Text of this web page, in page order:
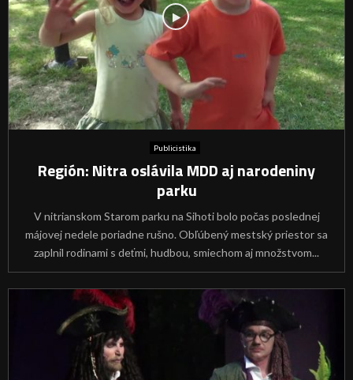
Publicistika
Región: Nitra oslávila MDD aj narodeniny
parku
V nitrianskom Starom parku na Sihoti bolo počas poslednej
májovej nedele poriadne rušno. Obľúbený mestský priestor sa
zaplnil rodinami s deťmi, hudbou, smiechom aj množstvom...